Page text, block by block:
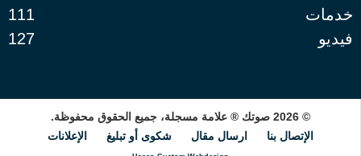
خدمات
111
فيديو
127
© 2026 صوتك ® علامة مسجلة، جميع الحقوق محفوظة.
الإتصال بنا
ارسال مقال شكوى أو تبليغ الإعلانات